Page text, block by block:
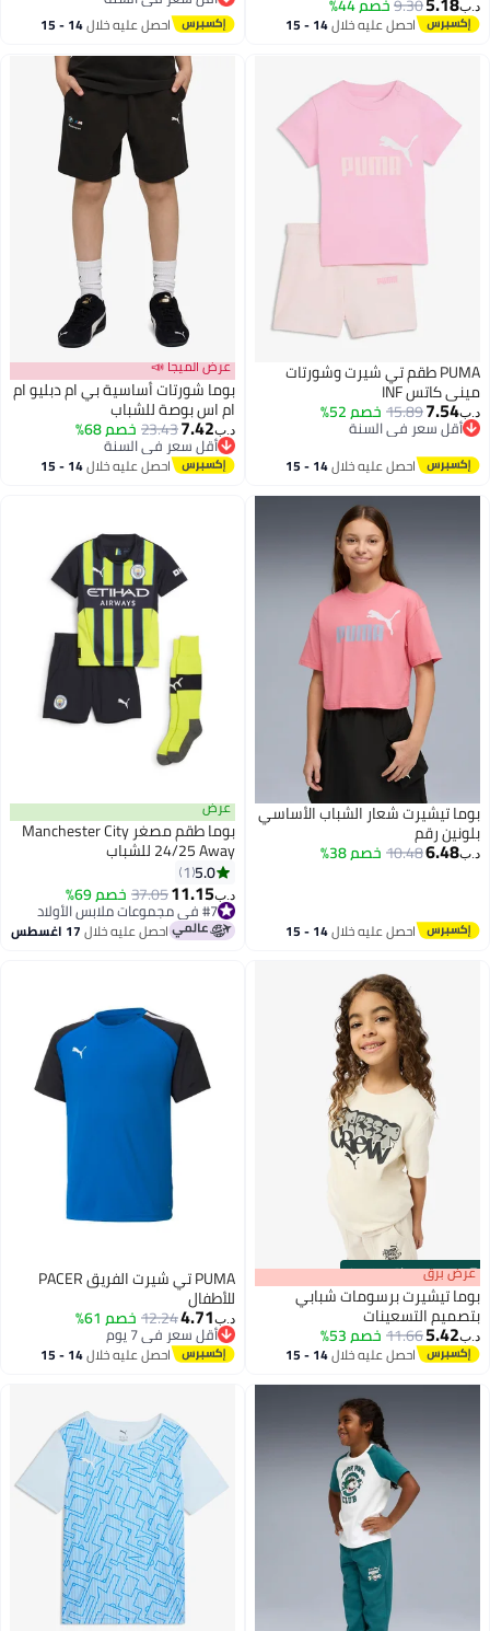
د.ب‏ 9.30خصم 44%
احصل عليه خلال 14 - 15 أقل سعر في السنة
احصل عليه خلال 14 - 15
PUMA طقم تي شيرت وشورتات
ميني كاتس INF
د.ب‏7.54
15.89خصم 52%
أقل سعر في السنة
بتخلّص بسرعة
أقل سعر في السنة
احصل عليه خلال 14 - 15
عرض الميجا 📣
بوما شورتات أساسية بي ام دبليو ام
ام اس بوصة للشباب
د.ب‏7.42
23.43خصم 68%
أقل سعر في السنة
أقل سعر في السنة
احصل عليه خلال 14 - 15
بوما تيشيرت شعار الشباب الأساسي
بلونين رقم
د.ب‏6.48
10.48خصم 38%
احصل عليه خلال 14 - 15
عرض
بوما طقم مصغر Manchester City
24/25 Away للشباب
5.0
1
د.ب‏11.15
37.05خصم 69% #7 في مجموعات ملابس الأولاد
أقل سعر في 30 يوم
#7 في مجموعات ملابس الأولاد احصل عليه خلال17 اغسطس
00m:00s
·باقي 100%
2
عرض برق
بوما تيشيرت برسومات شبابي
بتصميم التسعينات
د.ب‏5.42
11.66خصم 53%
احصل عليه خلال 14 - 15
PUMA تي شيرت الفريق PACER
للأطفال
د.ب‏4.71
12.24خصم 61% أقل سعر في 7 يوم
بتخلّص بسرعة
أقل سعر في 7 يوماحصل عليه خلال 14 - 15